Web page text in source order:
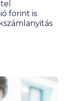
forint is